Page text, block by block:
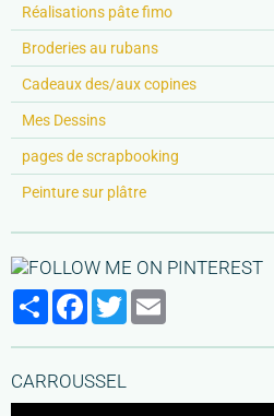
Réalisations pâte fimo
Broderies au rubans
Cadeaux des/aux copines
Mes Dessins
pages de scrapbooking
Peinture sur plâtre
PartagerFacebook
Twitter
CARROUSSEL